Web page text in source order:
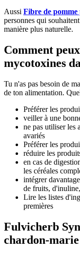
Aussi Fibre de pomme
personnes qui
manière plus naturelle.
Comment
mycotoxines
Tu n'as pas besoin de
de ton alimentation.
Préférer les
veiller à une
ne pas utiliser les
avariés
Préférer les
réduire les
en cas de
les céréales
intégrer
de fruits,
Lire les listes
premières
Fulvicherb
chardon-